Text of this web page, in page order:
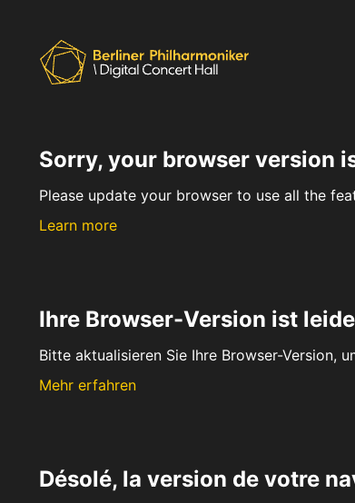
Sorry, your browser version
Please update your browser to use all the
Learn more
Ihre Browser-Version ist
Bitte aktualisieren Sie Ihre Browser-Version,
Mehr erfahren
Désolé, la version de votre